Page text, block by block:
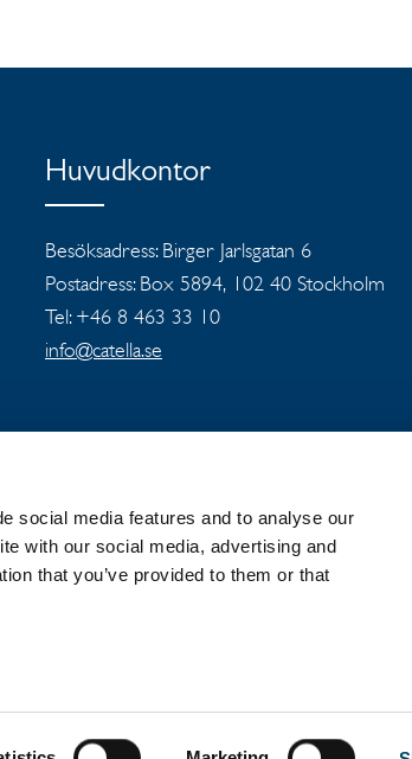
social media features and to analyse our
with our social media, advertising and
that you’ve provided to them or that
Huvudkontor
Besöksadress: Birger Jarlsgatan 6
Postadress: Box 5894, 102 40 Stockholm
Tel: +46 8 463 33 10
info@catella.se
PRESSMEDDELANDEN